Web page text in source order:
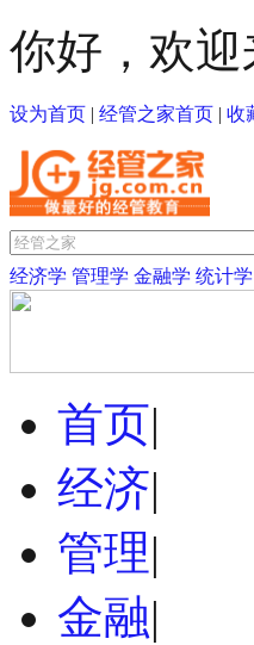
你好，欢
设为首页 | 经管之家首页 | 收
经济学 管理学 金融学 统计学
首页|
经济|
管理|
金融|